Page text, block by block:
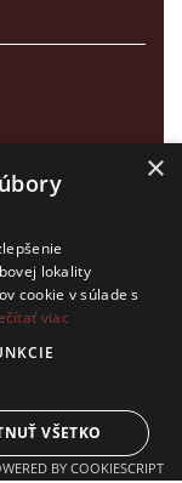
stránke je
Adaptiware.company
×
lokality
cookie v súlade s
viac
VŠETKO
BY COOKIESCRIPT